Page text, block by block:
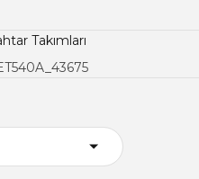
Takımları